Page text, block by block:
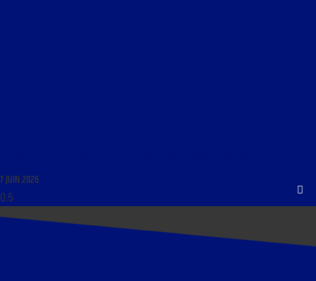
7 JUIN 2026